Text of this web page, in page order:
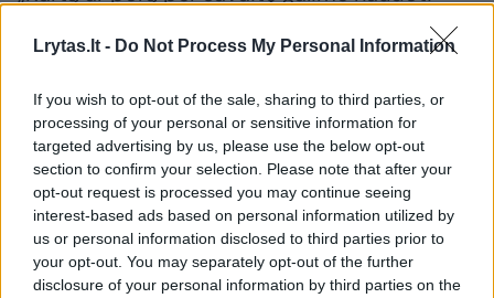
Lrytas.lt - Do Not Process My Personal Information
If you wish to opt-out of the sale, sharing to third parties, or
processing of your personal or sensitive information for
targeted advertising by us, please use the below opt-out
section to confirm your selection. Please note that after your
opt-out request is processed you may continue seeing
interest-based ads based on personal information utilized by
us or personal information disclosed to third parties prior to
your opt-out. You may separately opt-out of the further
disclosure of your personal information by third parties on the
rūgštinę arba stipresnių veikliųjų medžiagų
turinčią kosmetiką, pavyzdžiui, priemones su
retinoliu, AHA ir BHA rūgštimis, fermentais.
Tačiau šiltuoju metų sezonu tokias priemones
patarčiau naudoti vakare, kad jomis ištepta
oda jautriai nesureaguotų į saulę. Po šių
procedūrų, ryte SPF apsauga yra tiesiog
būtina.